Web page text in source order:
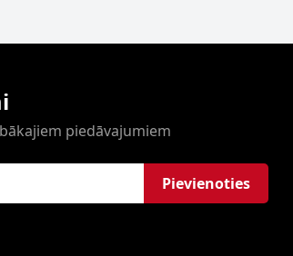
piedāvajumiem
Pievienoties